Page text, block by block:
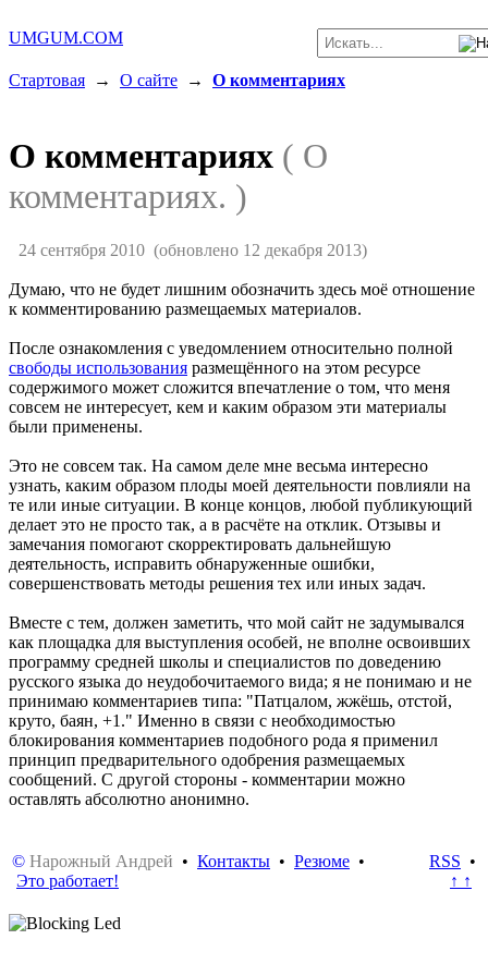
UMGUM.COM
Стартовая → О сайте → О комментариях
О комментариях ( О
комментариях. )
24 сентября 2010(обновлено 12 декабря 2013)
Думаю, что не будет лишним обозначить здесь моё отношение
к комментированию размещаемых материалов.
После ознакомления с уведомлением относительно полной
свободы использования размещённого на этом ресурсе
содержимого может сложится впечатление о том, что меня
совсем не интересует, кем и каким образом эти материалы
были применены.
Это не совсем так. На самом деле мне весьма интересно
узнать, каким образом плоды моей деятельности повлияли на
те или иные ситуации. В конце концов, любой публикующий
делает это не просто так, а в расчёте на отклик. Отзывы и
замечания помогают скорректировать дальнейшую
деятельность, исправить обнаруженные ошибки,
совершенствовать методы решения тех или иных задач.
Вместе с тем, должен заметить, что мой сайт не задумывался
как площадка для выступления особей, не вполне освоивших
программу средней школы и специалистов по доведению
русского языка до неудобочитаемого вида; я не понимаю и не
принимаю комментариев типа: "Патцалом, жжёшь, отстой,
круто, баян, +1." Именно в связи с необходимостью
блокирования комментариев подобного рода я применил
принцип предварительного одобрения размещаемых
сообщений. С другой стороны - комментарии можно
оставлять абсолютно анонимно.
© Нарожный Андрей • Контакты • Резюме •
Это работает!
RSS •
↑ ↑